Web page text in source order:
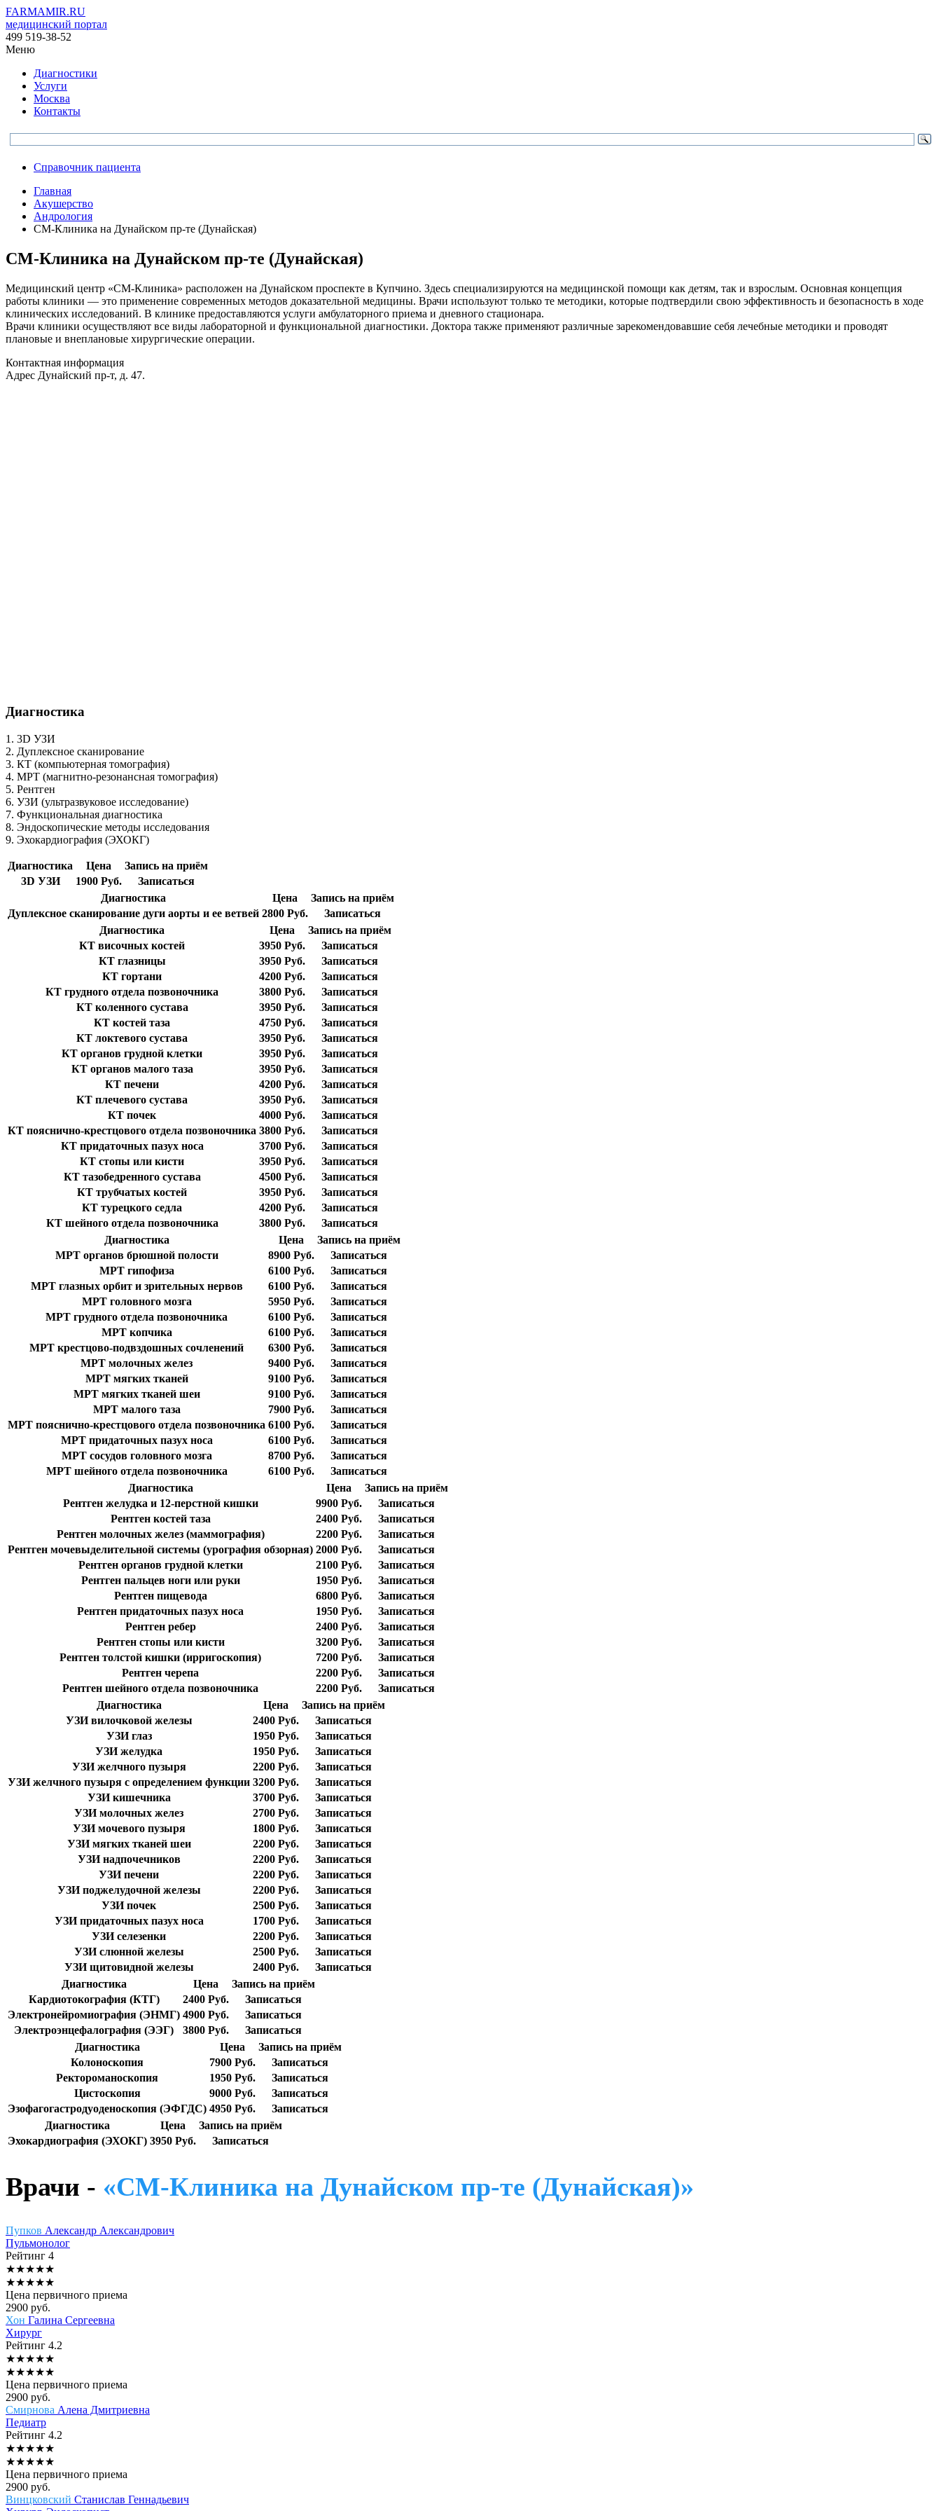
FARMAMIR.RU
медицинский портал
499 519-38-52
Меню
Диагностики
Услуги
Москва
Контакты
Справочник пациента
Главная
Акушерство
Андрология
СМ-Клиника на Дунайском пр-те (Дунайская)
СМ-Клиника на Дунайском пр-те (Дунайская)
Медицинский центр «СМ-Клиника» расположен на Дунайском проспекте в Купчино. Здесь специализируются на медицинской помощи как детям, так и взрослым. Основная концепция
работы клиники — это применение современных методов доказательной медицины. Врачи используют только те методики, которые подтвердили свою эффективность и безопасность в ходе
клинических исследований. В клинике предоставляются услуги амбулаторного приема и дневного стационара.
Врачи клиники осуществляют все виды лабораторной и функциональной диагностики. Доктора также применяют различные зарекомендовавшие себя лечебные методики и проводят
плановые и внеплановые хирургические операции.
Контактная информация
Адрес Дунайский пр-т, д. 47.
Диагностика
1. 3D УЗИ
2. Дуплексное сканирование
3. КТ (компьютерная томография)
4. МРТ (магнитно-резонансная томография)
5. Рентген
6. УЗИ (ультразвуковое исследование)
7. Функциональная диагностика
8. Эндоскопические методы исследования
9. Эхокардиография (ЭХОКГ)
Диагностика Цена
Запись на приём
3D УЗИ
1900 Руб.
Записаться
Диагностика
Цена
Запись на приём
Дуплексное сканирование дуги аорты и ее ветвей 2800 Руб.
Записаться
Диагностика
Цена
Запись на приём
КТ височных костей
3950 Руб.
Записаться
КТ глазницы
3950 Руб.
Записаться
КТ гортани
4200 Руб.
Записаться
КТ грудного отдела позвоночника
3800 Руб.
Записаться
КТ коленного сустава
3950 Руб.
Записаться
КТ костей таза
4750 Руб.
Записаться
КТ локтевого сустава
3950 Руб.
Записаться
КТ органов грудной клетки
3950 Руб.
Записаться
КТ органов малого таза
3950 Руб.
Записаться
КТ печени
4200 Руб.
Записаться
КТ плечевого сустава
3950 Руб.
Записаться
КТ почек
4000 Руб.
Записаться
КТ пояснично-крестцового отдела позвоночника 3800 Руб.
Записаться
КТ придаточных пазух носа
3700 Руб.
Записаться
КТ стопы или кисти
3950 Руб.
Записаться
КТ тазобедренного сустава
4500 Руб.
Записаться
КТ трубчатых костей
3950 Руб.
Записаться
КТ турецкого седла
4200 Руб.
Записаться
КТ шейного отдела позвоночника
3800 Руб.
Записаться
Диагностика
Цена
Запись на приём
МРТ органов брюшной полости
8900 Руб.
Записаться
МРТ гипофиза
6100 Руб.
Записаться
МРТ глазных орбит и зрительных нервов
6100 Руб.
Записаться
МРТ головного мозга
5950 Руб.
Записаться
МРТ грудного отдела позвоночника
6100 Руб.
Записаться
МРТ копчика
6100 Руб.
Записаться
МРТ крестцово-подвздошных сочленений
6300 Руб.
Записаться
МРТ молочных желез
9400 Руб.
Записаться
МРТ мягких тканей
9100 Руб.
Записаться
МРТ мягких тканей шеи
9100 Руб.
Записаться
МРТ малого таза
7900 Руб.
Записаться
МРТ пояснично-крестцового отдела позвоночника 6100 Руб.
Записаться
МРТ придаточных пазух носа
6100 Руб.
Записаться
МРТ сосудов головного мозга
8700 Руб.
Записаться
МРТ шейного отдела позвоночника
6100 Руб.
Записаться
Диагностика
Цена
Запись на приём
Рентген желудка и 12-перстной кишки
9900 Руб.
Записаться
Рентген костей таза
2400 Руб.
Записаться
Рентген молочных желез (маммография)
2200 Руб.
Записаться
Рентген мочевыделительной системы (урография обзорная) 2000 Руб.
Записаться
Рентген органов грудной клетки
2100 Руб.
Записаться
Рентген пальцев ноги или руки
1950 Руб.
Записаться
Рентген пищевода
6800 Руб.
Записаться
Рентген придаточных пазух носа
1950 Руб.
Записаться
Рентген ребер
2400 Руб.
Записаться
Рентген стопы или кисти
3200 Руб.
Записаться
Рентген толстой кишки (ирригоскопия)
7200 Руб.
Записаться
Рентген черепа
2200 Руб.
Записаться
Рентген шейного отдела позвоночника
2200 Руб.
Записаться
Диагностика
Цена
Запись на приём
УЗИ вилочковой железы
2400 Руб.
Записаться
УЗИ глаз
1950 Руб.
Записаться
УЗИ желудка
1950 Руб.
Записаться
УЗИ желчного пузыря
2200 Руб.
Записаться
УЗИ желчного пузыря с определением функции 3200 Руб.
Записаться
УЗИ кишечника
3700 Руб.
Записаться
УЗИ молочных желез
2700 Руб.
Записаться
УЗИ мочевого пузыря
1800 Руб.
Записаться
УЗИ мягких тканей шеи
2200 Руб.
Записаться
УЗИ надпочечников
2200 Руб.
Записаться
УЗИ печени
2200 Руб.
Записаться
УЗИ поджелудочной железы
2200 Руб.
Записаться
УЗИ почек
2500 Руб.
Записаться
УЗИ придаточных пазух носа
1700 Руб.
Записаться
УЗИ селезенки
2200 Руб.
Записаться
УЗИ слюнной железы
2500 Руб.
Записаться
УЗИ щитовидной железы
2400 Руб.
Записаться
Диагностика
Цена
Запись на приём
Кардиотокография (КТГ)
2400 Руб.
Записаться
Электронейромиография (ЭНМГ) 4900 Руб.
Записаться
Электроэнцефалография (ЭЭГ)
3800 Руб.
Записаться
Диагностика
Цена
Запись на приём
Колоноскопия
7900 Руб.
Записаться
Ректороманоскопия
1950 Руб.
Записаться
Цистоскопия
9000 Руб.
Записаться
Эзофагогастродуоденоскопия (ЭФГДС) 4950 Руб.
Записаться
Диагностика
Цена
Запись на приём
Эхокардиография (ЭХОКГ) 3950 Руб. Записаться
Врачи - «СМ-Клиника на Дунайском пр-те (Дунайская)»
Пупков Александр Александрович
Пульмонолог
Рейтинг 4
★★★★★
★★★★★
Цена первичного приема
2900 руб.
Хон Галина Сергеевна
Хирург
Рейтинг 4.2
★★★★★
★★★★★
Цена первичного приема
2900 руб.
Смирнова Алена Дмитриевна
Педиатр
Рейтинг 4.2
★★★★★
★★★★★
Цена первичного приема
2900 руб.
Винцковский Станислав Геннадьевич